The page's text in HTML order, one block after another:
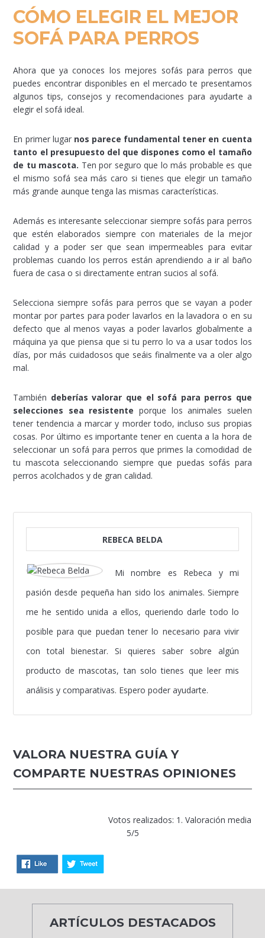
CÓMO ELEGIR EL MEJOR
SOFÁ PARA PERROS
Ahora que ya conoces los mejores sofás para perros que
puedes encontrar disponibles en el mercado te presentamos
algunos tips, consejos y recomendaciones para ayudarte a
elegir el sofá ideal.
En primer lugar nos parece fundamental tener en cuenta
tanto el presupuesto del que dispones como el tamaño
de tu mascota. Ten por seguro que lo más probable es que
el mismo sofá sea más caro si tienes que elegir un tamaño
más grande aunque tenga las mismas características.
Además es interesante seleccionar siempre sofás para perros
que estén elaborados siempre con materiales de la mejor
calidad y a poder ser que sean impermeables para evitar
problemas cuando los perros están aprendiendo a ir al baño
fuera de casa o si directamente entran sucios al sofá.
Selecciona siempre sofás para perros que se vayan a poder
montar por partes para poder lavarlos en la lavadora o en su
defecto que al menos vayas a poder lavarlos globalmente a
máquina ya que piensa que si tu perro lo va a usar todos los
días, por más cuidadosos que seáis finalmente va a oler algo
mal.
También deberías valorar que el sofá para perros que
selecciones sea resistente porque los animales suelen
tener tendencia a marcar y morder todo, incluso sus propias
cosas. Por último es importante tener en cuenta a la hora de
seleccionar un sofá para perros que primes la comodidad de
tu mascota seleccionando siempre que puedas sofás para
perros acolchados y de gran calidad.
REBECA BELDA
Mi nombre es Rebeca y mi
pasión desde pequeña han sido los animales. Siempre
me he sentido unida a ellos, queriendo darle todo lo
posible para que puedan tener lo necesario para vivir
con total bienestar. Si quieres saber sobre algún
producto de mascotas, tan solo tienes que leer mis
análisis y comparativas. Espero poder ayudarte.
VALORA NUESTRA GUÍA Y
COMPARTE NUESTRAS OPINIONES
Votos realizados: 1. Valoración media
5/5
ARTÍCULOS DESTACADOS